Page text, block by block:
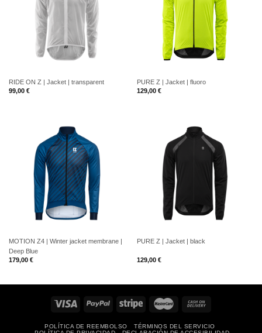
RIDE ON Z | Jacket | transparent
99,00 €
PURE Z | Jacket | fluoro
129,00 €
MOTION Z4 | Winter jacket membrane |
Deep Blue
179,00 €
PURE Z | Jacket | black
129,00 €
POLÍTICA DE REEMBOLSO
TÉRMINOS DEL SERVICIO